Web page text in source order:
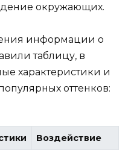
окружающих.
информации о
таблицу, в
характеристики и
оттенков:
Воздействие